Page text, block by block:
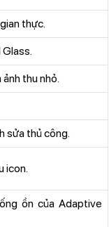
thực.
thu nhỏ.
sửa thủ công.
icon.
ồn của Adaptive